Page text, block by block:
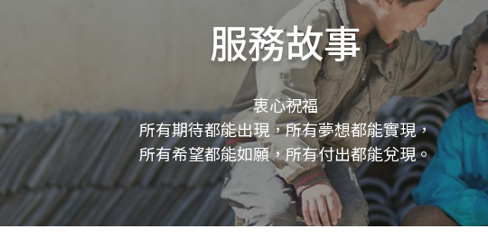
服務故事
衷心祝福
所有期待都能出現，所有夢想都能實現，
所有希望都能如願，所有付出都能兌現。